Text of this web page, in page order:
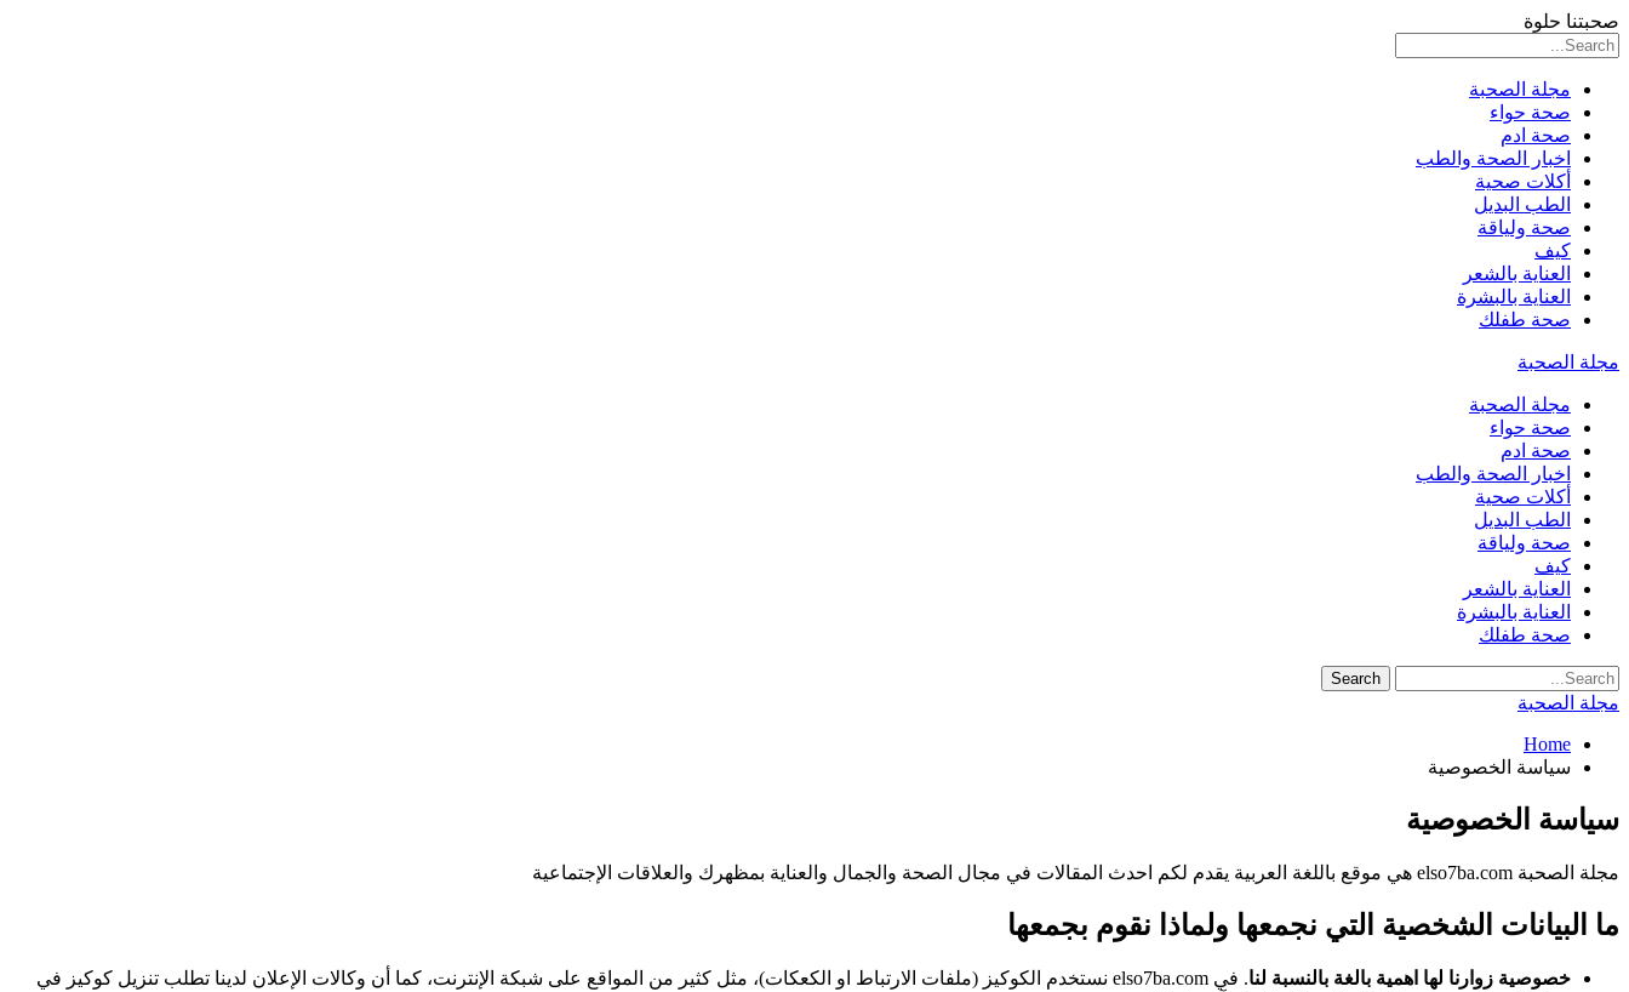
صحبتنا حلوة
مجلة الصحبة
صحة حواء
صحة ادم
اخبار الصحة والطب
أكلات صحية
الطب البديل
صحة ولياقة
كيف
العناية بالشعر
العناية بالبشرة
صحة طفلك
مجلة الصحبة
مجلة الصحبة
صحة حواء
صحة ادم
اخبار الصحة والطب
أكلات صحية
الطب البديل
صحة ولياقة
كيف
العناية بالشعر
العناية بالبشرة
صحة طفلك
مجلة الصحبة
Home
سياسة الخصوصية
سياسة الخصوصية
مجلة الصحبة elso7ba.com هي موقع باللغة العربية يقدم لكم احدث المقالات في مجال الصحة والجمال والعناية بمظهرك والعلاقات الإجتماعية
ما البيانات الشخصية التي نجمعها ولماذا نقوم بجمعها
خصوصية زوارنا لها اهمية بالغة بالنسبة لنا
. في elso7ba.com نستخدم الكوكيز (ملفات الارتباط او الكعكات)، مثل كثير من المواقع على شبكة الإنترنت، كما أن وكالات الإعلان لدينا تطلب تنزيل كوكيز في